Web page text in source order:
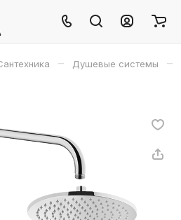
– Душевые системы –